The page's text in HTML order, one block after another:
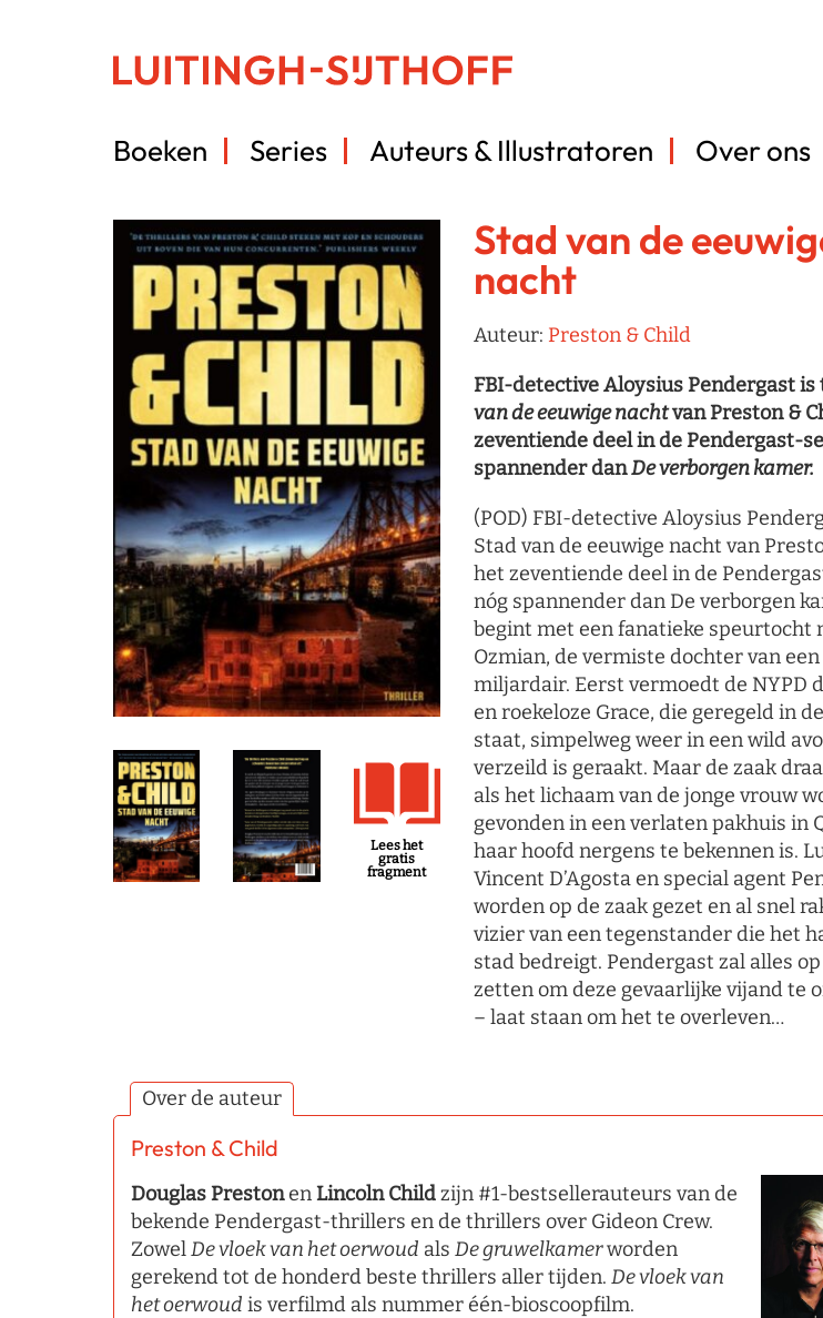
Boeken Series Auteurs & Illustratoren Over ons
Lees het
gratis
fragment
Stad van de
nacht
Auteur: Preston & Child
FBI-detective Aloysius Pendergast is
van de eeuwige nachtvan Preston &
zeventiende deel in de Pendergast-
spannender danDe verborgen kamer.
(POD) FBI-detective Aloysius
Stad van de eeuwige nacht van
het zeventiende deel in de
nóg spannender dan De verborgen
begint met een fanatieke speurtocht
Ozmian, de vermiste dochter van
miljardair. Eerst vermoedt de NYPD
en roekeloze Grace, die geregeld in
staat, simpelweg weer in een wild
verzeild is geraakt. Maar de zaak
als het lichaam van de jonge vrouw
gevonden in een verlaten pakhuis in
haar hoofd nergens te bekennen is.
Vincent D’Agosta en special agent
worden op de zaak gezet en al snel
vizier van een tegenstander die het
stad bedreigt. Pendergast zal alles
zetten om deze gevaarlijke vijand te
– laat staan om het te overleven…
Over de auteur
Preston & Child
Douglas PrestonenLincoln Childzijn #1-bestsellerauteurs van de
bekende Pendergast-thrillers en de thrillers over Gideon Crew.
ZowelDe vloek van het oerwoud als De gruwelkamerworden
gerekend tot de honderd beste thrillers aller tijden. De vloek van
het oerwoud is verfilmd als nummer één-bioscoopfilm.